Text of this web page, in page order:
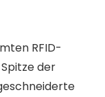
RFID-
der